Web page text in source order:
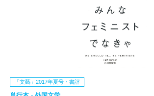
「文藝」2017年夏号・書評